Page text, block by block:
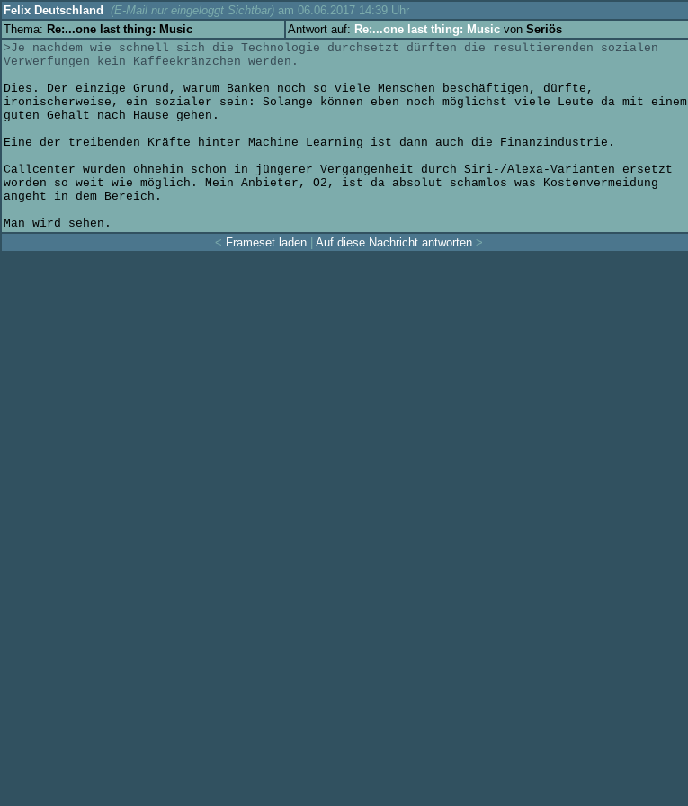
Felix Deutschland (E-Mail nur eingeloggt Sichtbar) am 06.06.2017 14:39 Uhr
Thema: Re:...one last thing: Music Antwort auf: Re:...one last thing: Music von Seriös
>Je nachdem wie schnell sich die Technologie durchsetzt dürften die resultierenden sozialen
Verwerfungen kein Kaffeekränzchen werden.
Dies. Der einzige Grund, warum Banken noch so viele Menschen beschäftigen, dürfte,
ironischerweise, ein sozialer sein: Solange können eben noch möglichst viele Leute da mit einem
guten Gehalt nach Hause gehen.
Eine der treibenden Kräfte hinter Machine Learning ist dann auch die Finanzindustrie.
Callcenter wurden ohnehin schon in jüngerer Vergangenheit durch Siri-/Alexa-Varianten ersetzt
worden so weit wie möglich. Mein Anbieter, O2, ist da absolut schamlos was Kostenvermeidung
angeht in dem Bereich.
Man wird sehen.
< Frameset laden Auf diese Nachricht antworten >